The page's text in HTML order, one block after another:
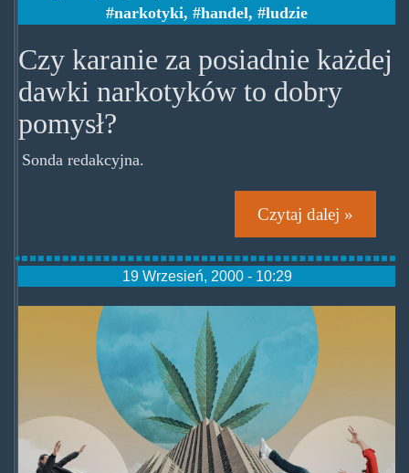
narkotyki, handel, ludzie
Czy karanie za posiadnie każdej
dawki narkotyków to dobry
pomysł?
Sonda redakcyjna.
Czytaj dalej »
19 Wrzesień, 2000 - 10:29
osochozi.jpg